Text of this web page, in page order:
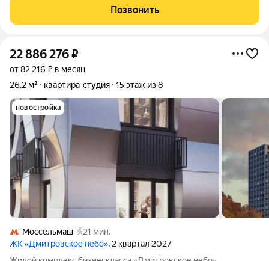
подземной парковкой, ухоженная территория с прудом, где
расположены столики и лежаки для
Позвонить
22 886 276₽
от 82 216 ₽ в месяц
26,2 м²
квартира-студия 15 этаж из 8
новостройка
Моссельмаш
21 мин.
ЖК «Дмитровское небо», 2 квартал 2027